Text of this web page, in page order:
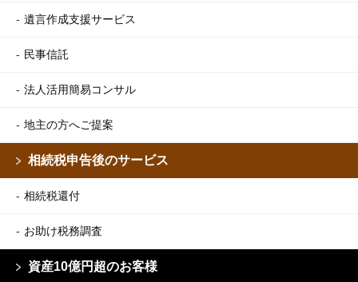
遺言作成支援サービス
民事信託
法人活用簡易コンサル
地主の方へご提案
相続税申告後のサービス
相続税還付
お助け税務調査
資産10億円超のお客様